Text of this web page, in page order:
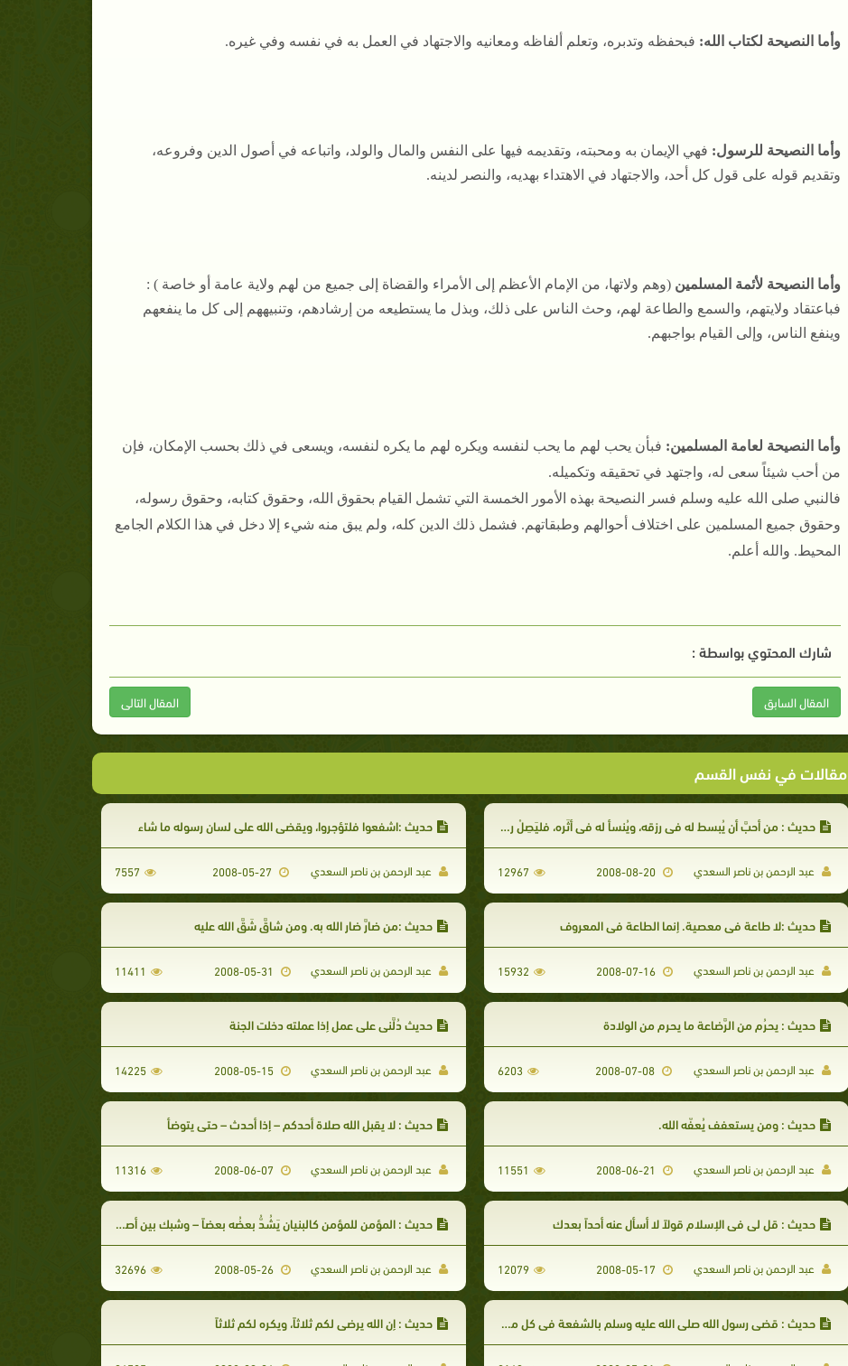
وأما النصيحة لكتاب الله: فبحفظه وتدبره، وتعلم ألفاظه ومعانيه والاجتهاد في العمل به في نفسه وفي غيره.
وأما النصيحة للرسول: فهي الإيمان به ومحبته، وتقديمه فيها على النفس والمال والولد، واتباعه في أصول الدين وفروعه،
وتقديم قوله على قول كل أحد، والاجتهاد في الاهتداء بهديه، والنصر لدينه.
وأما النصيحة لأئمة المسلمين (وهم ولاتها، من الإمام الأعظم إلى الأمراء والقضاة إلى جميع من لهم ولاية عامة أو خاصة ) :
فباعتقاد ولايتهم، والسمع والطاعة لهم، وحث الناس على ذلك، وبذل ما يستطيعه من إرشادهم، وتنبيههم إلى كل ما ينفعهم
وينفع الناس، وإلى القيام بواجبهم.
وأما النصيحة لعامة المسلمين: فبأن يحب لهم ما يحب لنفسه ويكره لهم ما يكره لنفسه، ويسعى في ذلك بحسب الإمكان، فإن
من أحب شيئاً سعى له، واجتهد في تحقيقه وتكميله.
فالنبي صلى الله عليه وسلم فسر النصيحة بهذه الأمور الخمسة التي تشمل القيام بحقوق الله، وحقوق كتابه، وحقوق رسوله،
وحقوق جميع المسلمين على اختلاف أحوالهم وطبقاتهم. فشمل ذلك الدين كله، ولم يبق منه شيء إلا دخل في هذا الكلام الجامع
المحيط. والله أعلم.
شارك المحتوي بواسطة :
المقال السابق المقال التالى
مقالات في نفس القسم
حديث : من أحبَّ أن يُبسط له في رزقه، ويُنسأ له في أثَره، فليَصِلْ رحمه
عبد الرحمن بن ناصر السعدي 12967
حديث :اشفعوا فلتؤجروا، ويقضي الله على لسان رسوله ما شاء
عبد الرحمن بن ناصر السعدي 7557
حديث :لا طاعة في معصية. إنما الطاعة في المعروف
عبد الرحمن بن ناصر السعدي 15932
حديث :من ضارَّ ضار الله به. ومن شاقَّ شَقَّ الله عليه
عبد الرحمن بن ناصر السعدي 11411
حديث : يحرُم من الرَّضاعة ما يحرم من الولادة
عبد الرحمن بن ناصر السعدي 2008-07-08
6203
حديث دُلَّني على عمل إذا عملته دخلت الجنة
عبد الرحمن بن ناصر السعدي 2008-05-15
14225
حديث : ومن يستعفف يُعفّه الله.
عبد الرحمن بن ناصر السعدي 11551
حديث : لا يقبل الله صلاة أحدكم – إذا أحدث – حتى يتوضأ
عبد الرحمن بن ناصر السعدي 11316
حديث : قل لي في الإسلام قولاً لا أسأل عنه أحداً بعدك
عبد الرحمن بن ناصر السعدي 12079
حديث : المؤمن للمؤمن كالبنيان يَشُدُّ بعضُه بعضاً – وشبك بين أصابعه
عبد الرحمن بن ناصر السعدي 2008-05-26
32696
حديث : قضى رسول الله صلى الله عليه وسلم بالشفعة في كل ما لم يقسم. حديث : إن الله يرضى لكم ثلاثاً، ويكره لكم ثلاثاً